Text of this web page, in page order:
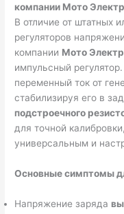
компании Мото
В отличие от штатных
регуляторов
компании Мото
импульсный
переменный ток от
стабилизируя его в
подстроечного
для точной
универсальным и
Основные симптомы
Напряжение заряда